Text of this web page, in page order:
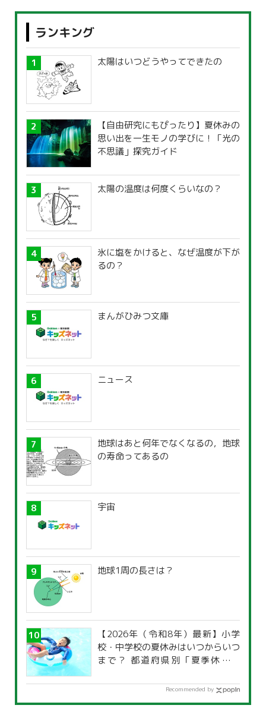
ランキング
太陽はいつどうやってできたの
【自由研究にもぴったり】夏休みの
思い出を一生モノの学びに！「光の
不思議」探究ガイド
太陽の温度は何度くらいなの？
氷に塩をかけると、なぜ温度が下が
るの？
まんがひみつ文庫
ニュース
地球はあと何年でなくなるの，地球
の寿命ってあるの
宇宙
地球1周の長さは？
【2026年（令和8年）最新】小学
校・中学校の夏休みはいつからいつ
まで？ 都道府県別「夏季休暇一
Recommended by